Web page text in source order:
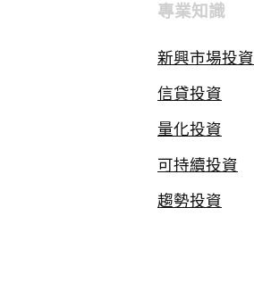
專業知識
新興市場投資
信貸投資
量化投資
可持續投資
趨勢投資